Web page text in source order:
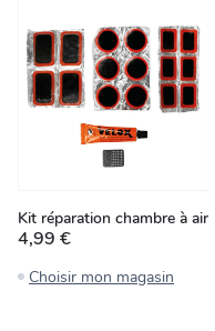
Kit réparation chambre à air
4,99 €
Choisir mon magasin